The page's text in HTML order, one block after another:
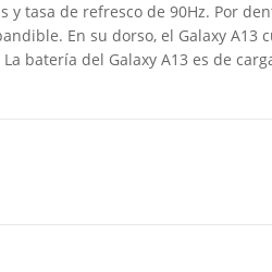
tasa de refresco de 90Hz. Por
En su dorso, el Galaxy
batería del Galaxy A13 es de